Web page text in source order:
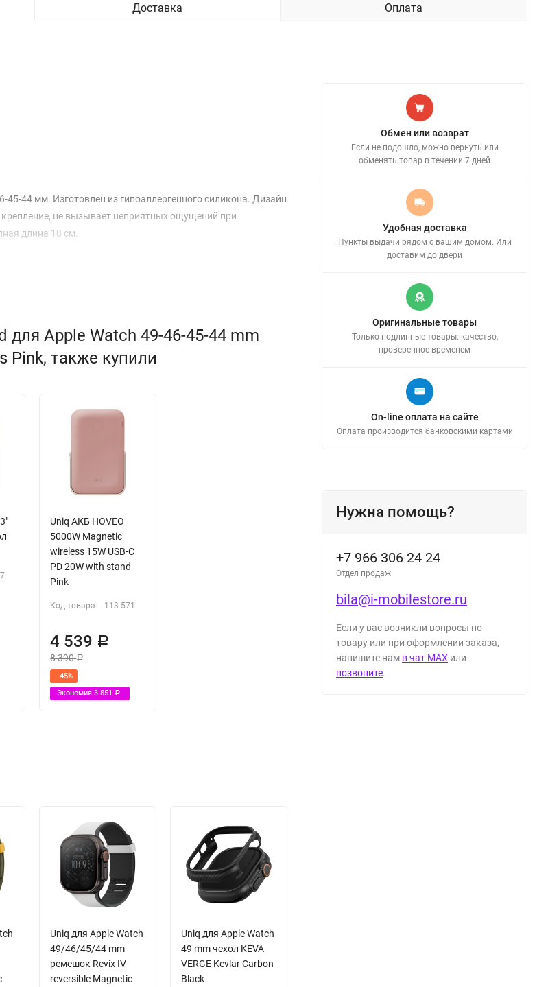
Доставка Оплата
44 мм. Изготовлен из гипоаллергенного силикона. Дизайн
не вызывает неприятных ощущений при
длина 18 см.
Apple Watch 49-46-45-44 mm
Pink, также купили
Uniq АКБ HOVEO
5000W Magnetic
wireless 15W USB-C
PD 20W with stand
Pink
Код товара: 113-571
4 539 Р
8 390Р
- 45%
Экономия3 851Р
Uniq для Apple Watch
49/46/45/44 mm
ремешок Revix IV
reversible Magnetic
Uniq для Apple Watch
49 mm чехол KEVA
VERGE Kevlar Carbon
Black
Обмен или возврат
Если не подошло, можно вернуть или
обменять товар в течении 7 дней
Удобная доставка
Пункты выдачи рядом с вашим домом. Или
доставим до двери
Оригинальные товары
Только подлинные товары: качество,
проверенное временем
On-line оплата на сайте
Оплата производится банковскими картами
Нужна помощь?
+7 966 306 24 24
Отдел продаж
bila@i-mobilestore.ru
Если у вас возникли вопросы по
товару или при оформлении заказа,
напишите нам в чат MAX или
позвоните.